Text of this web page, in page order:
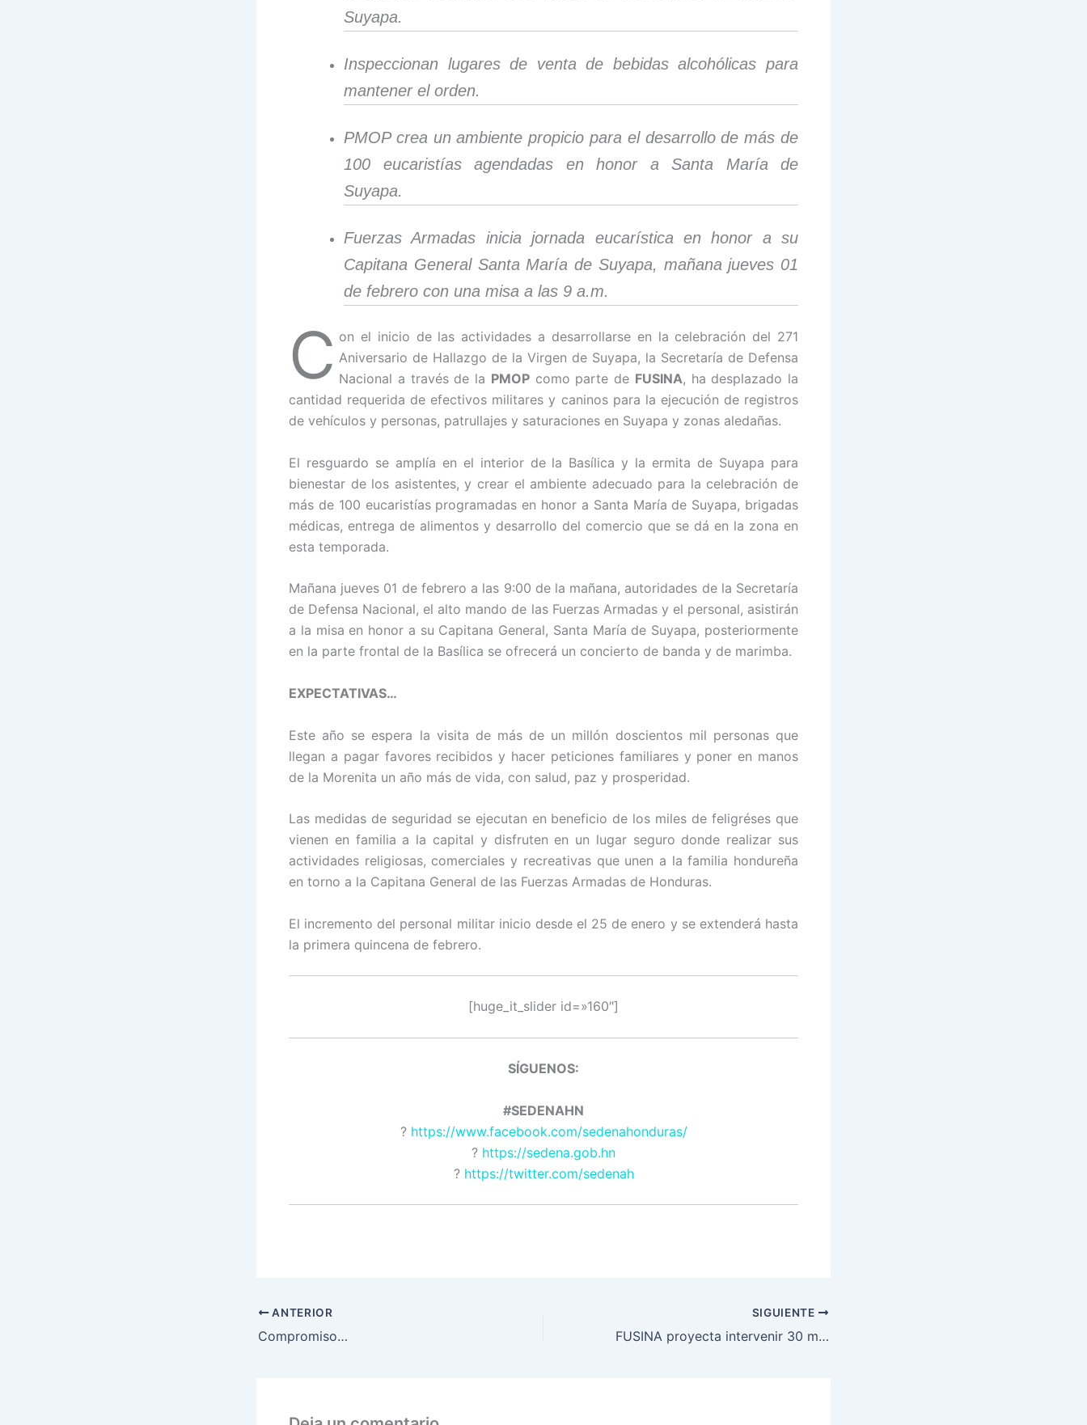
Suyapa.
Inspeccionan lugares de venta de bebidas alcohólicas para
mantener el orden.
PMOP crea un ambiente propicio para el desarrollo de más de
100 eucaristías agendadas en honor a Santa María de
Suyapa.
Fuerzas Armadas inicia jornada eucarística en honor a su
Capitana General Santa María de Suyapa, mañana jueves 01
de febrero con una misa a las 9 a.m.
C on el inicio de las actividades a desarrollarse en la celebración del 271
Aniversario de Hallazgo de la Virgen de Suyapa, la Secretaría de Defensa
Nacional a través de la PMOPcomo parte de FUSINA, ha desplazado la
cantidad requerida de efectivos militares y caninos para la ejecución de registros
de vehículos y personas, patrullajes y saturaciones en Suyapa y zonas aledañas.
El resguardo se amplía en el interior de la Basílica y la ermita de Suyapa para
bienestar de los asistentes, y crear el ambiente adecuado para la celebración de
más de 100 eucaristías programadas en honor a Santa María de Suyapa, brigadas
médicas, entrega de alimentos y desarrollo del comercio que se dá en la zona en
esta temporada.
Mañana jueves 01 de febrero a las 9:00 de la mañana, autoridades de la Secretaría
de Defensa Nacional, el alto mando de las Fuerzas Armadas y el personal, asistirán
a la misa en honor a su Capitana General, Santa María de Suyapa, posteriormente
en la parte frontal de la Basílica se ofrecerá un concierto de banda y de marimba.
EXPECTATIVAS…
Este año se espera la visita de más de un millón doscientos mil personas que
llegan a pagar favores recibidos y hacer peticiones familiares y poner en manos
de la Morenita un año más de vida, con salud, paz y prosperidad.
Las medidas de seguridad se ejecutan en beneficio de los miles de feligréses que
vienen en familia a la capital y disfruten en un lugar seguro donde realizar sus
actividades religiosas, comerciales y recreativas que unen a la familia hondureña
en torno a la Capitana General de las Fuerzas Armadas de Honduras.
El incremento del personal militar inicio desde el 25 de enero y se extenderá hasta
la primera quincena de febrero.
[huge_it_slider id=»160″]
SÍGUENOS:
#SEDENAHN
? https://www.facebook.com/sedenahonduras/
? https://sedena.gob.hn
? https://twitter.com/sedenah
ANTERIOR
Compromiso…
SIGUIENTE
FUSINA proyecta intervenir 30 municipios con reporte de incidencia delictiva